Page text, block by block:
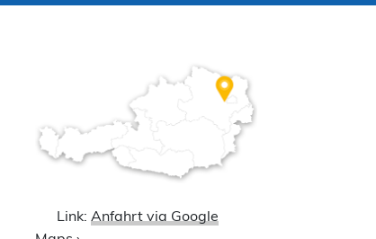
Link: Anfahrt via Google